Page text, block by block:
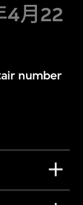
4月22
number